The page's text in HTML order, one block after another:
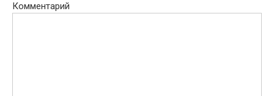
Комментарий